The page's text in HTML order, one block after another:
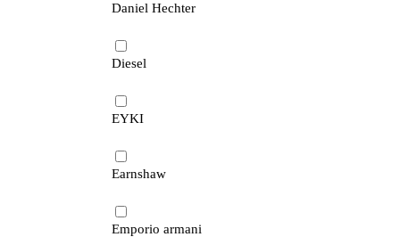
Daniel Hechter
Diesel
EYKI
Earnshaw
Emporio armani